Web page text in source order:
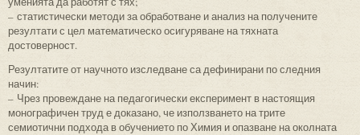
– статистически методи за обработване и анализ на получените
резултати с цел математическо осигуряване на тяхната
достоверност.
Резултатите от научното изследване са дефинирани по следния
начин:
– Чрез провеждане на педагогически експеримент в настоящия
монографичен труд е доказано, че използването на трите
семиотични подхода в обучението по Химия и опазване на околната